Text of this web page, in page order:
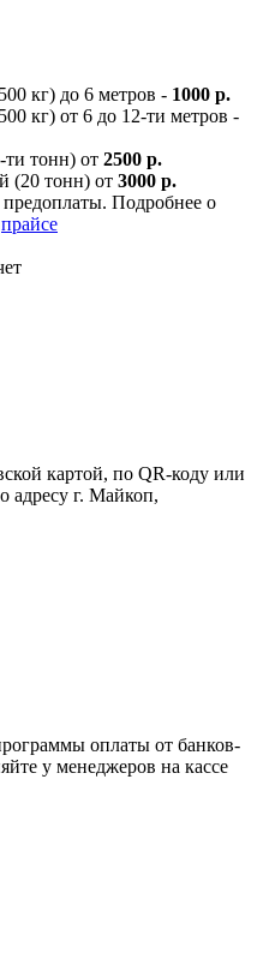
кг) до 6 метров - 1000 р.
кг) от 6 до 12-ти метров -
ти тонн) от 2500 р.
(20 тонн) от 3000 р.
Подробнее о
прайсе
картой, по QR-коду или
адресу г. Майкоп,
оплаты от банков-
у менеджеров на кассе